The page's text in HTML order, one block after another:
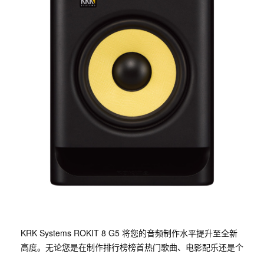
KRK Systems ROKIT 8 G5 将您的音频制作水平提升至全新
高度。无论您是在制作排行榜榜首热门歌曲、电影配乐还是个